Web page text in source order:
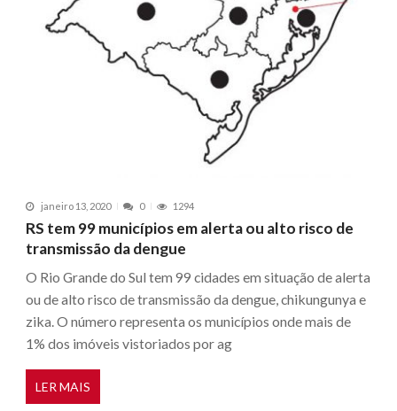
janeiro 13, 2020 0 1294
RS tem 99 municípios em alerta ou alto risco de
transmissão da dengue
O Rio Grande do Sul tem 99 cidades em situação de alerta
ou de alto risco de transmissão da dengue, chikungunya e
zika. O número representa os municípios onde mais de
1% dos imóveis vistoriados por ag
LER MAIS